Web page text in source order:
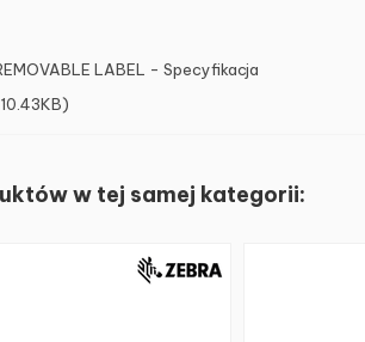
LABEL - Specyfikacja
w tej samej kategorii: